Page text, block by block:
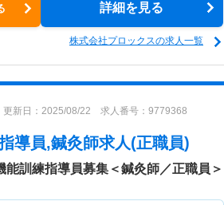
詳細を見る
株式会社プロックスの求人一覧
更新日：2025/08/22 求人番号：9779368
導員,鍼灸師求人(正職員)
訓練指導員募集＜鍼灸師／正職員＞